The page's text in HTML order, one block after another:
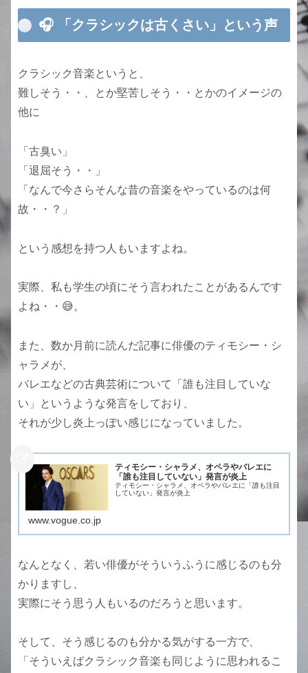
🎧 「クラシックは古くさい」という声
クラシック音楽というと、
難しそう・・、とか堅苦しそう・・とかのイメージの
他に
「古臭い」
「退屈そう・・」
「なんで今さらそんな昔の音楽をやっているのは何
故・・？」
という感想を持つ人もいますよね。
実際、私も学生の頃にそう言われたことがあるんです
よね・・😅。
また、数か月前に読んだ記事に俳優のティモシー・シ
ャラメが、
バレエなどの古典芸術について「誰も注目していな
い」というような発言をしており、
それが少し炎上っぽい感じになっていました。
ティモシー・シャラメ、オペラやバレエに
「誰も注目していない」発言が炎上
ティモシー・シャラメ、オペラやバレエに「誰も注目
していない」発言が炎上
www.vogue.co.jp
なんとなく、若い俳優がそういうふうに感じるのも分
かりますし、
実際にそう思う人もいるのだろうと思います。
そして、そう感じるのも分かる気がする一方で、
「そういえばクラシック音楽も同じように思われるこ